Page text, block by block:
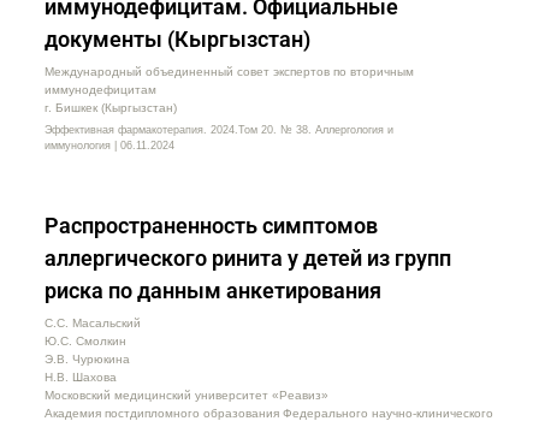
иммунодефицитам. Официальные
документы (Кыргызстан)
Международный объединенный совет экспертов по вторичным
иммунодефицитам
г. Бишкек (Кыргызстан)
Эффективная фармакотерапия. 2024.Том 20. № 38. Аллергология и
иммунология | 06.11.2024
Распространенность симптомов
аллергического ринита у детей из групп
риска по данным анкетирования
С.С. Масальский
Ю.С. Смолкин
Э.В. Чурюкина
Н.В. Шахова
Московский медицинский университет «Реавиз»
Академия постдипломного образования Федерального научно-клинического